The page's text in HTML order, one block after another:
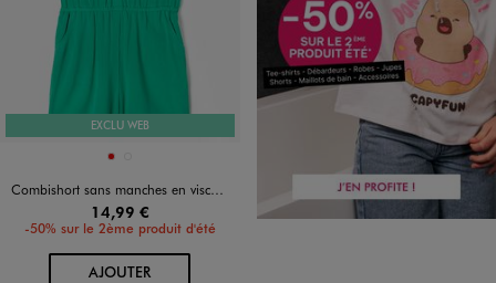
EXCLU WEB
Disponible en 2 coloris
ROUGE
Combishort sans manches en viscose froissée fille
14,99 €
-50% sur le 2ème produit d'été
AJOUTERAU PANIER